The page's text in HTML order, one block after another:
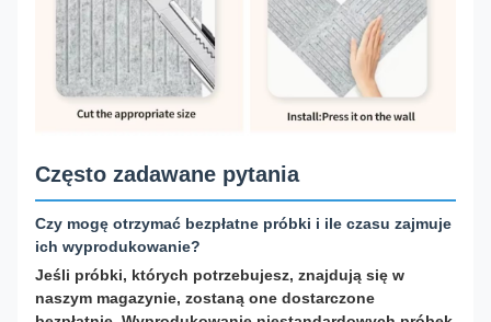
Często zadawane pytania
Czy mogę otrzymać bezpłatne próbki i ile czasu zajmuje
ich wyprodukowanie?
Jeśli próbki, których potrzebujesz, znajdują się w
naszym magazynie, zostaną one dostarczone